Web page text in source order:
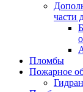
части
Пломбы
Пожарное